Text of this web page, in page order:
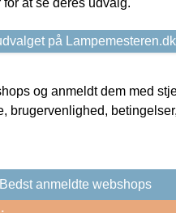
for at se deres udvalg.
på Lampemesteren.dk
og anmeldt dem med
brugervenlighed,
Bedst anmeldte webshops